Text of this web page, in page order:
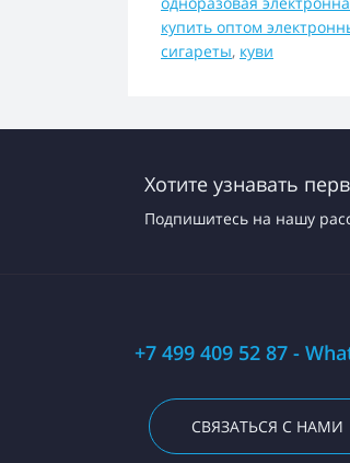
купить оптом
сигареты, куви
Хотите узнавать
Подпишитесь на нашу
+7 499 409 52 87 -
СВЯЗАТЬСЯ С НАМИ